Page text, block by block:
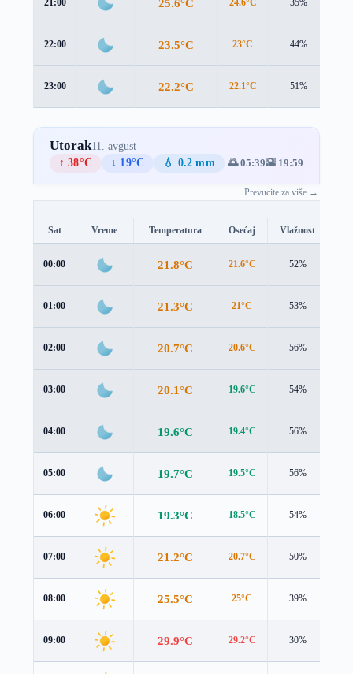
22:00 23.5°C 23°C 44%
23:00 22.2°C 22.1°C 51%
Utorak11. avgust
↑ 38°C
↓ 19°C 💧 0.2 mm 🌅 05:39🌇 19:59
Prevucite za više →
Sat Vreme Temperatura Osećaj Vlažnost
00:00 21.8°C 21.6°C 52%
01:00 21.3°C 21°C 53%
02:00 20.7°C 20.6°C 56%
03:00 20.1°C 19.6°C 54%
04:00 19.6°C 19.4°C 56%
05:00 19.7°C 19.5°C 56%
06:00 19.3°C 18.5°C 54%
07:00 21.2°C 20.7°C 50%
08:00 25.5°C 25°C 39%
09:00 29.9°C 29.2°C 30%